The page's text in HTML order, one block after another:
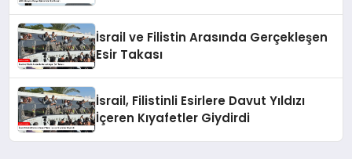
İsrail ve Filistin Arasında Gerçekleşen
Esir Takası
İsrail, Filistinli Esirlere Davut Yıldızı
İçeren Kıyafetler Giydirdi